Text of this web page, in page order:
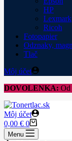
HP
Lexmark
Ricoh
Fotopapier
Odznaky,
Tlač
Môj účet
DOVOLENKA: Od
Môj účet
Shopping
cart
0,00 € 0
Menu